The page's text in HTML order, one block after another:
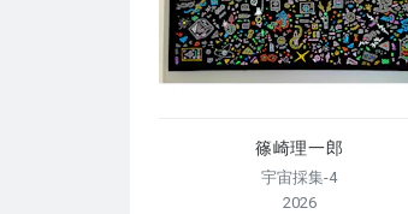
篠崎理一郎
宇宙採集-4
2026